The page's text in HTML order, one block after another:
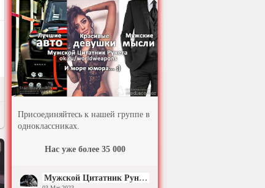
Присоединяйтесь к нашей группе в
одноклассниках.
Нас уже более 35 000
Мужской Цитатник Рунета